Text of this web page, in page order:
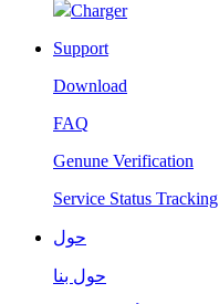
Charger
Support
Download
FAQ
Genune Verification
Service Status Tracking
حول
حول بنا